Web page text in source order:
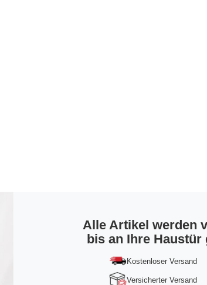
Alle Artikel werden
bis an Ihre Haustür
Kostenloser Versand
Versicherter Versand